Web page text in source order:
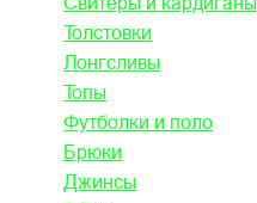
Свитеры и кардиганы
Толстовки
Лонгсливы
Топы
Футболки и поло
Брюки
Джинсы